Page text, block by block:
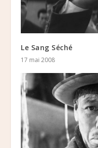
Le Sang Séché
17 mai 2008